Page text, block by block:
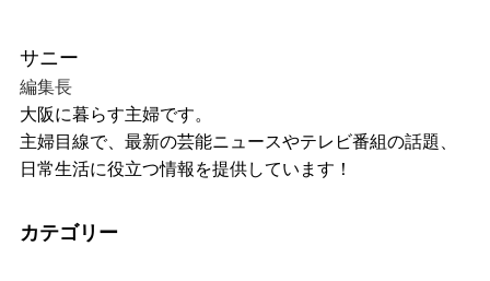
サニー
編集長
大阪に暮らす主婦です。
主婦目線で、最新の芸能ニュースやテレビ番組の話題、
日常生活に役立つ情報を提供しています！
カテゴリー